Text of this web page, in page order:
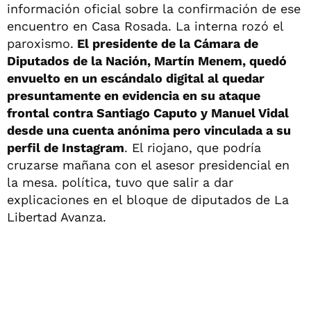
información oficial sobre la confirmación de ese
encuentro en Casa Rosada. La interna rozó el
paroxismo. El presidente de la Cámara de
Diputados de la Nación, Martín Menem, quedó
envuelto en un escándalo digital al quedar
presuntamente en evidencia en su ataque
frontal contra Santiago Caputo y Manuel Vidal
desde una cuenta anónima pero vinculada a su
perfil de Instagram. El riojano, que podría
cruzarse mañana con el asesor presidencial en
la mesa. política, tuvo que salir a dar
explicaciones en el bloque de diputados de La
Libertad Avanza.